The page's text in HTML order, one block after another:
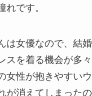
です。
は女優なので、結
スを着る機会が多
女性が抱きやすい
が消えてしまった